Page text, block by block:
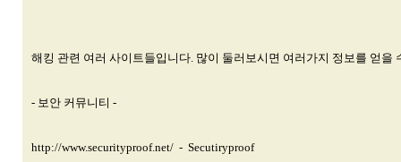
해킹 관련 여러 사이트들입니다. 많이 둘러보시면 여러가지 정보를 얻을
- 보안 커뮤니티 -
http://www.securityproof.net/ - Secutiryproof